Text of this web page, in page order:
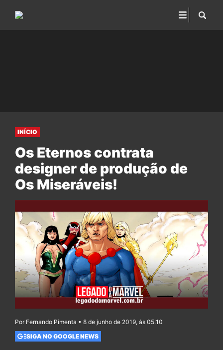
INÍCIO
Os Eternos contrata
designer de produção de
Os Miseráveis!
Por Fernando Pimenta • 8 de junho de 2019, às 05:10
SIGA NO GOOGLE NEWS